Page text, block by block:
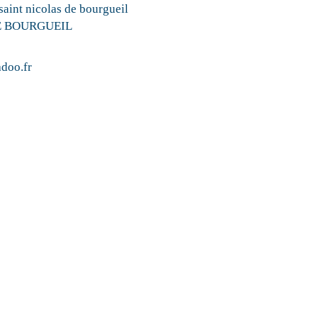
nicolas de bourgueil
BOURGUEIL